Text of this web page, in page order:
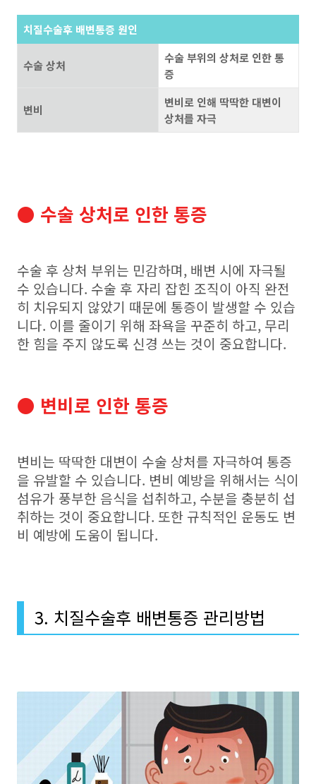
치질수술후 배변통증 원인
수술 상처
수술 부위의 상처로 인한 통
증
변비
변비로 인해 딱딱한 대변이
상처를 자극
● 수술 상처로 인한 통증
수술 후 상처 부위는 민감하며, 배변 시에 자극될
수 있습니다. 수술 후 자리 잡힌 조직이 아직 완전
히 치유되지 않았기 때문에 통증이 발생할 수 있습
니다. 이를 줄이기 위해 좌욕을 꾸준히 하고, 무리
한 힘을 주지 않도록 신경 쓰는 것이 중요합니다.
● 변비로 인한 통증
변비는 딱딱한 대변이 수술 상처를 자극하여 통증
을 유발할 수 있습니다. 변비 예방을 위해서는 식이
섬유가 풍부한 음식을 섭취하고, 수분을 충분히 섭
취하는 것이 중요합니다. 또한 규칙적인 운동도 변
비 예방에 도움이 됩니다.
3. 치질수술후 배변통증 관리방법